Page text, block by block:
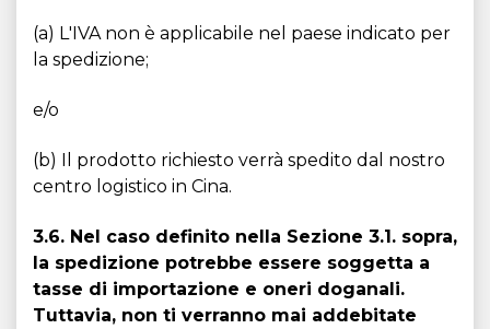
(a) L'IVA non è applicabile nel paese indicato per
la spedizione;
e/o
(b) Il prodotto richiesto verrà spedito dal nostro
centro logistico in Cina.
3.6. Nel caso definito nella Sezione 3.1. sopra,
la spedizione potrebbe essere soggetta a
tasse di importazione e oneri doganali.
Tuttavia, non ti verranno mai addebitate